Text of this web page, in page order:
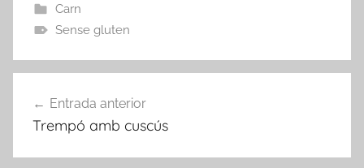
Carn
Sense gluten
d'entrades
Entrada anterior
Trempó amb cuscús